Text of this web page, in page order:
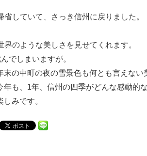
していて、さっき信州に戻りました。
のような美しさを見せてくれます。
でしまいますが。
末の中町の夜の雪景色も何とも言えない
年も、1年、信州の四季がどんな感動的
しみです。